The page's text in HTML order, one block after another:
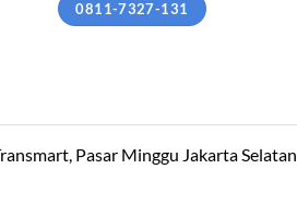
0811-7327-131
Pasar Minggu Jakarta Selatan